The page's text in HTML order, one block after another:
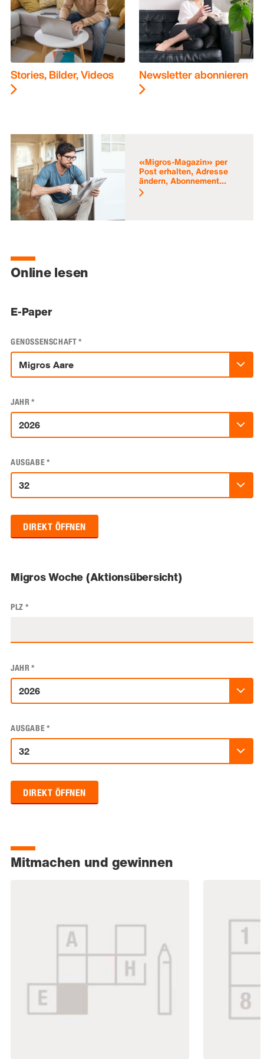
Stories, Bilder, Videos Newsletter abonnieren
«Migros-Magazin» per
Post erhalten, Adresse
ändern, Abonnement...
Online lesen
E-Paper
GENOSSENSCHAFT*
JAHR*
AUSGABE*
DIREKT ÖFFNEN
Migros Woche (Aktionsübersicht)
PLZ *
JAHR*
AUSGABE*
DIREKT ÖFFNEN
Mitmachen und gewinnen